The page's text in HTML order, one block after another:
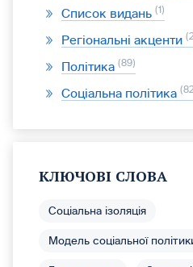
Список видань 1
Регіональні акценти 2
Політика 89
Соціальна політика 82
КЛЮЧОВІ СЛОВА
Соціальна ізоляція
Модель соціальної